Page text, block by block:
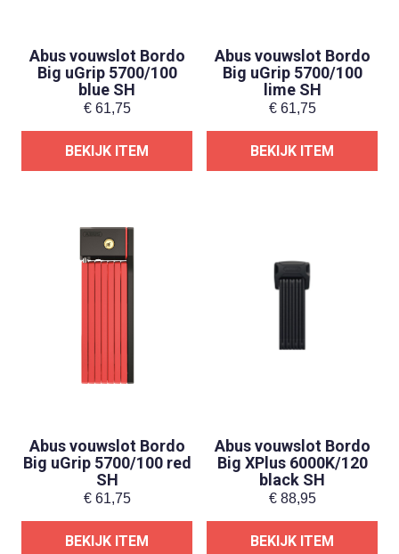
Abus vouwslot Bordo
Big uGrip 5700/100
blue SH
€61,75
BEKIJK ITEM
Abus vouwslot Bordo
Big uGrip 5700/100
lime SH
€61,75
BEKIJK ITEM
Abus vouwslot Bordo
Big uGrip 5700/100 red
SH
€61,75
BEKIJK ITEM
Abus vouwslot Bordo
Big XPlus 6000K/120
black SH
€88,95
BEKIJK ITEM